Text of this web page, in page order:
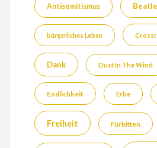
Antisemitismus
bürgerliches Leben
Dank Dust In The Wind
Endlichkeit Erbe
Freiheit Fürbitten